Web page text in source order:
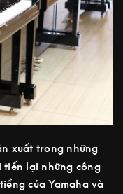
xuất trong những
tiến lại những công
của Yamaha và